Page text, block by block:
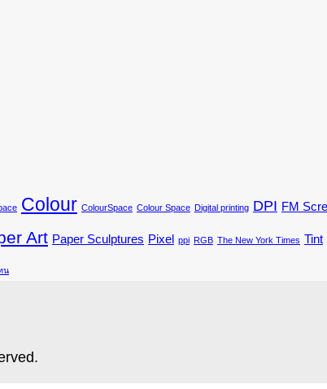
Colour ColourSpace Colour Space Digital printing DPI FM
Art Paper Sculptures Pixel ppi RGB The New York Times Tint
น